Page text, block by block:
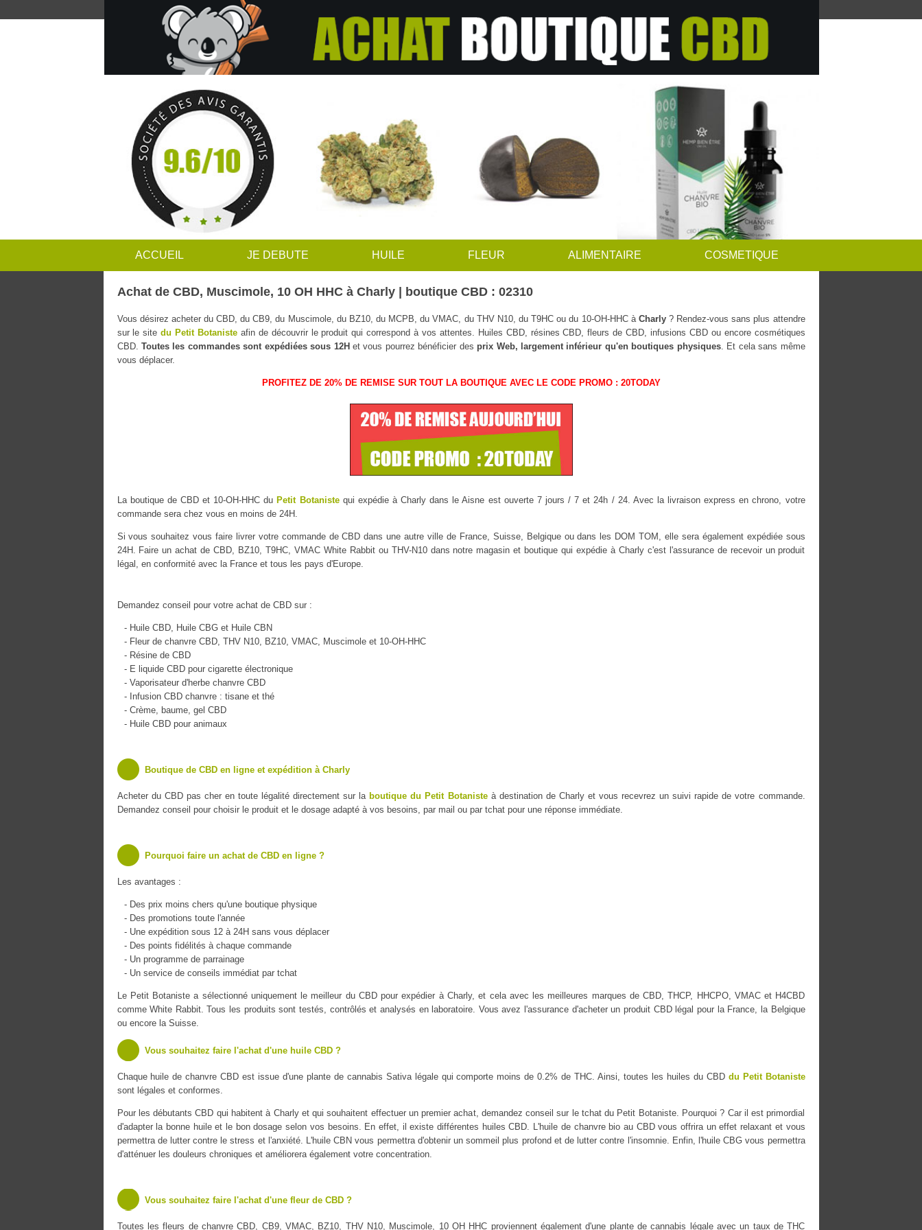
ACCUEIL JE DEBUTE HUILE FLEUR ALIMENTAIRE COSMETIQUE
Achat de CBD, Muscimole, 10 OH HHC à Charly | boutique CBD : 02310
Vous désirez acheter du CBD, du CB9, du Muscimole, du BZ10, du MCPB, du VMAC, du THV N10, du T9HC ou du 10-OH-HHC à Charly? Rendez-vous sans plus attendre
sur le sitedu Petit Botanisteafin de découvrir le produit qui correspond à vos attentes. Huiles CBD, résines CBD, fleurs de CBD, infusions CBD ou encore cosmétiques
CBD. Toutes les commandes sont expédiées sous 12Het vous pourrez bénéficier des prix Web, largement inférieur qu'en boutiques physiques. Et cela sans même
vous déplacer.
PROFITEZ DE 20% DE REMISE SUR TOUT LA BOUTIQUE AVEC LE CODE PROMO : 20TODAY
La boutique de CBD et 10-OH-HHC du Petit Botanistequi expédie à Charly dans le Aisne est ouverte 7 jours / 7 et 24h / 24. Avec la livraison express en chrono, votre
commande sera chez vous en moins de 24H.
Si vous souhaitez vous faire livrer votre commande de CBD dans une autre ville de France, Suisse, Belgique ou dans les DOM TOM, elle sera également expédiée sous
24H. Faire un achat de CBD, BZ10, T9HC, VMAC White Rabbit ou THV-N10 dans notre magasin et boutique qui expédie à Charly c'est l'assurance de recevoir un produit
légal, en conformité avec la France et tous les pays d'Europe.
Demandez conseil pour votre achat de CBD sur :
- Huile CBD, Huile CBG et Huile CBN
- Fleur de chanvre CBD, THV N10, BZ10, VMAC, Muscimole et 10-OH-HHC
- Résine de CBD
- E liquide CBD pour cigarette électronique
- Vaporisateur d'herbe chanvre CBD
- Infusion CBD chanvre : tisane et thé
- Crème, baume, gel CBD
- Huile CBD pour animaux
Boutique de CBD en ligne et expédition à Charly
Acheter du CBD pas cher en toute légalité directement sur la boutique du Petit Botanisteà destination de Charly et vous recevrez un suivi rapide de votre commande.
Demandez conseil pour choisir le produit et le dosage adapté à vos besoins, par mail ou par tchat pour une réponse immédiate.
Pourquoi faire un achat de CBD en ligne ?
Les avantages :
- Des prix moins chers qu'une boutique physique
- Des promotions toute l'année
- Une expédition sous 12 à 24H sans vous déplacer
- Des points fidélités à chaque commande
- Un programme de parrainage
- Un service de conseils immédiat par tchat
Le Petit Botaniste a sélectionné uniquement le meilleur du CBD pour expédier à Charly, et cela avec les meilleures marques de CBD, THCP, HHCPO, VMAC et H4CBD
comme White Rabbit. Tous les produits sont testés, contrôlés et analysés en laboratoire. Vous avez l'assurance d'acheter un produit CBD légal pour la France, la Belgique
ou encore la Suisse.
Vous souhaitez faire l'achat d'une huile CBD ?
Chaque huile de chanvre CBD est issue d'une plante de cannabis Sativa légale qui comporte moins de 0.2% de THC. Ainsi, toutes les huiles du CBD du Petit Botaniste
sont légales et conformes.
Pour les débutants CBD qui habitent à Charly et qui souhaitent effectuer un premier achat, demandez conseil sur le tchat du Petit Botaniste. Pourquoi ? Car il est primordial
d'adapter la bonne huile et le bon dosage selon vos besoins. En effet, il existe différentes huiles CBD. L'huile de chanvre bio au CBD vous offrira un effet relaxant et vous
permettra de lutter contre le stress et l'anxiété. L'huile CBN vous permettra d'obtenir un sommeil plus profond et de lutter contre l'insomnie. Enfin, l'huile CBG vous permettra
d'atténuer les douleurs chroniques et améliorera également votre concentration.
Vous souhaitez faire l'achat d'une fleur de CBD ?
Toutes les fleurs de chanvre CBD, CB9, VMAC, BZ10, THV N10, Muscimole, 10 OH HHC proviennent également d'une plante de cannabis légale avec un taux de THC